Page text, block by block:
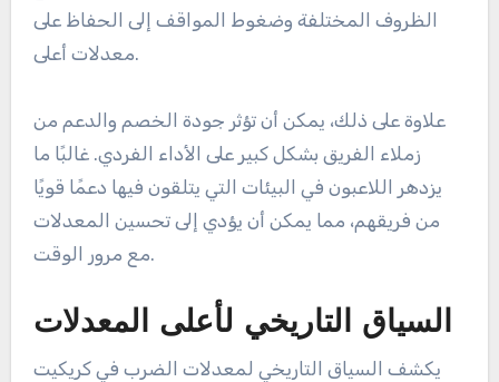
الظروف المختلفة وضغوط المواقف إلى الحفاظ على
معدلات أعلى.
علاوة على ذلك، يمكن أن تؤثر جودة الخصم والدعم من
زملاء الفريق بشكل كبير على الأداء الفردي. غالبًا ما
يزدهر اللاعبون في البيئات التي يتلقون فيها دعمًا قويًا
من فريقهم، مما يمكن أن يؤدي إلى تحسين المعدلات
مع مرور الوقت.
السياق التاريخي لأعلى المعدلات
يكشف السياق التاريخي لمعدلات الضرب في كريكيت